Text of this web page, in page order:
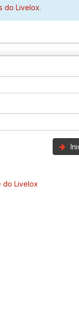
do Livelox.
do Livelox